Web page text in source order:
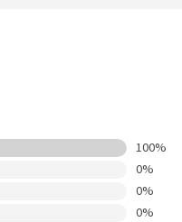
100%
0%
0%
0%